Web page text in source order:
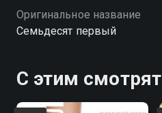
Оригинальное название
Семьдесят первый
С этим смотрят